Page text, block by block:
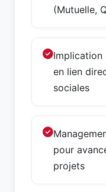
(Mutuelle,
Implication
en lien
sociales
pour
projets